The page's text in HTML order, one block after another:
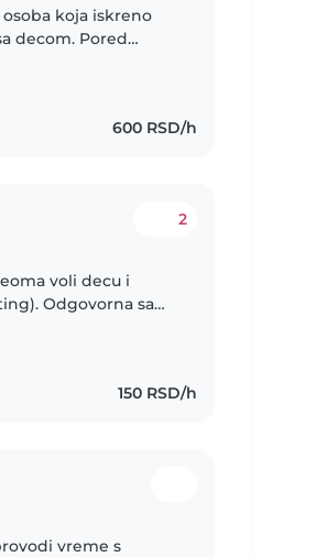
koja iskreno
decom. Pored
600 RSD/h
2
voli decu i
Odgovorna sam,
150 RSD/h
vreme s